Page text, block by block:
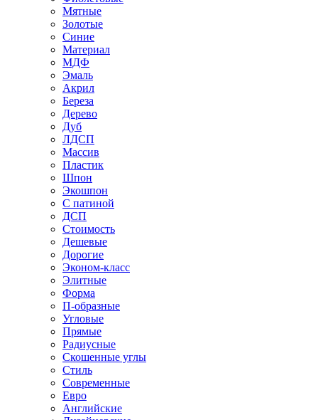
Мятные
Золотые
Синие
Материал
МДФ
Эмаль
Акрил
Береза
Дерево
Дуб
ЛДСП
Массив
Пластик
Шпон
Экошпон
С патиной
ДСП
Стоимость
Дешевые
Дорогие
Эконом-класс
Элитные
Форма
П-образные
Угловые
Прямые
Радиусные
Скошенные углы
Стиль
Современные
Евро
Английские